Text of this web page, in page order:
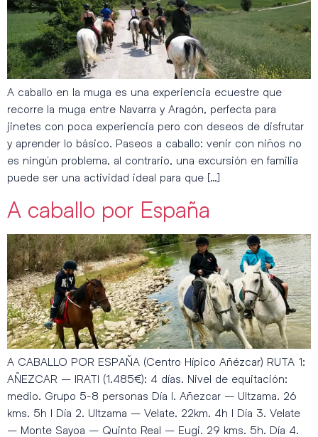
A caballo en la muga es una experiencia ecuestre que
recorre la muga entre Navarra y Aragón, perfecta para
jinetes con poca experiencia pero con deseos de disfrutar
y aprender lo básico. Paseos a caballo: venir con niños no
es ningún problema, al contrario, una excursión en familia
puede ser una actividad ideal para que […]
A caballo por España
A CABALLO POR ESPAÑA (Centro Hípico Añézcar) RUTA 1:
AÑEZCAR – IRATI (1.485€): 4 días. Nivel de equitación:
medio. Grupo 5-8 personas Día l. Añezcar – Ultzama. 26
kms. 5h I Día 2. Ultzama – Velate. 22km. 4h I Día 3. Velate
– Monte Sayoa – Quinto Real – Eugi. 29 kms. 5h. Día 4.